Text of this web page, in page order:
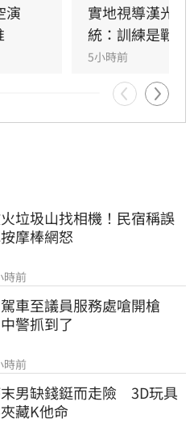
演
實地視導漢光演
統：訓練是戰力
5小時前
垃圾山找相機！民宿稱誤
摩棒網怒
時前
車至議員服務處嗆開槍
警抓到了
時前
男缺錢鋌而走險　3D玩具
藏K他命